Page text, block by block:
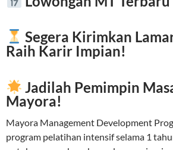
Segera Kirimkan
Raih Karir Impian!
Jadilah Pemimpin
Mayora!
Mayora Management Development
program pelatihan intensif selama 1